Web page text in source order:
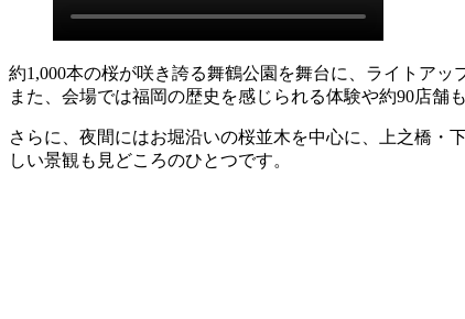
約1,000本の桜が咲き誇る舞鶴公園を舞台に、ライトアッ
また、会場では福岡の歴史を感じられる体験や約90店舗
さらに、夜間にはお堀沿いの桜並木を中心に、上之橋・
しい景観も見どころのひとつです。